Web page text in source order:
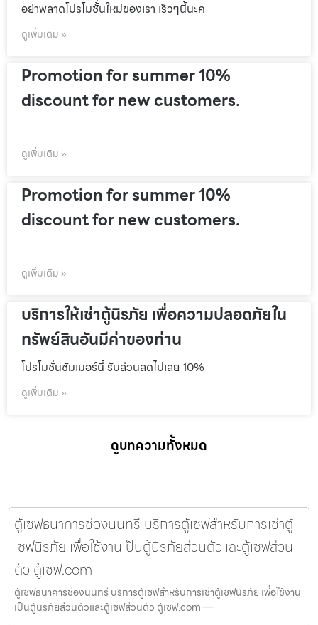
อย่าพลาดโปรโมชั้่นใหม่ของเรา เร็วๆนี้นะค
ดูเพิ่มเติม »
Promotion for summer 10%
discount for new customers.
ดูเพิ่มเติม »
Promotion for summer 10%
discount for new customers.
ดูเพิ่มเติม »
บริการให้เช่าตู้นิรภัย เพื่อความปลอดภัยใน
ทรัพย์สินอันมีค่าของท่าน
โปรโมชั่นชัมเมอร์นี้ รับส่วนลดไปเลย 10%
ดูเพิ่มเติม »
ดูบทความทั้งหมด
ตู้เซฟธนาคารช่องนนทรี บริการตู้เซฟสำหรับการเช่าตู้
เซฟนิรภัย เพื่อใช้งานเป็นตู้นิรภัยส่วนตัวและตู้เซฟส่วน
ตัว ตู้เซฟ.com
ตู้เซฟธนาคารช่องนนทรี บริการตู้เซฟสำหรับการเช่าตู้เซฟนิรภัย เพื่อใช้งาน
เป็นตู้นิรภัยส่วนตัวและตู้เซฟส่วนตัว ตู้เซฟ.com —